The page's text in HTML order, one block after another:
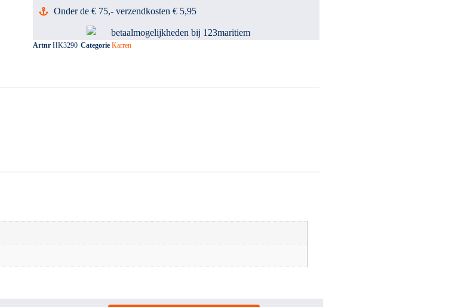
Onder de € 75,- verzendkosten € 5,95
Artnr HK3290 Categorie Karren